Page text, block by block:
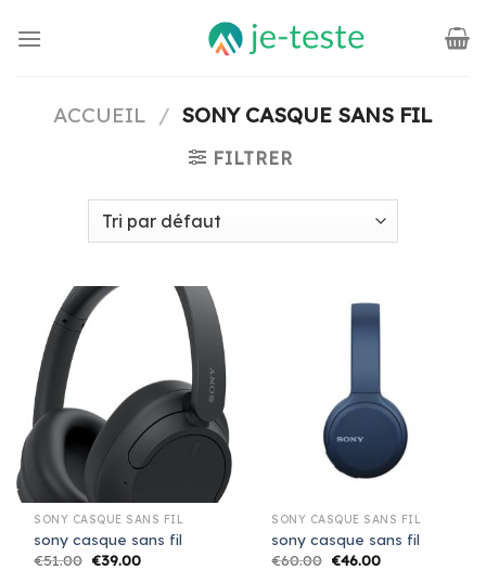
au
ACCUEIL / SONY CASQUE SANS FIL
FILTRER
SONY CASQUE SANS FIL
sony casque sans fil
€51.00 €39.00
SONY CASQUE SANS FIL
sony casque sans fil
€60.00 €46.00